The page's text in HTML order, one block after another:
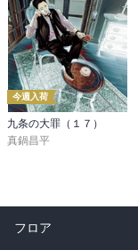
今週入荷
九条の大罪（１７）
真鍋昌平
フロア